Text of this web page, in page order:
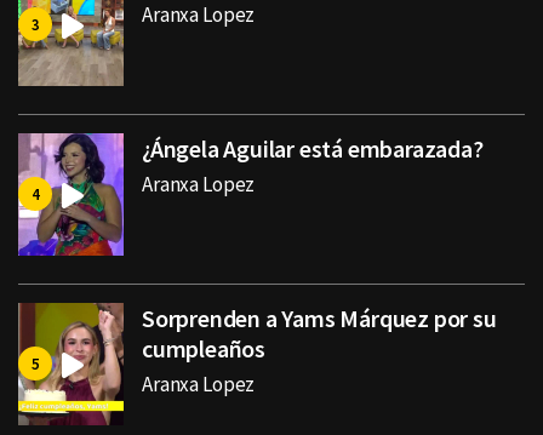
Aranxa Lopez
¿Ángela Aguilar está embarazada?
Aranxa Lopez
Sorprenden a Yams Márquez por su
cumpleaños
Aranxa Lopez